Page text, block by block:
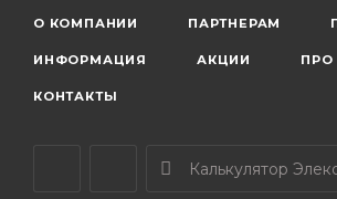
О КОМПАНИИ ПАРТНЕРАМ
ИНФОРМАЦИЯ АКЦИИ ПРО
КОНТАКТЫ
Калькулятор